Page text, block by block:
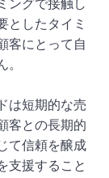
ングで接触し
としたタイミ
客にとって自
。
は短期的な売
客との長期的
て信頼を醸成
支援すること